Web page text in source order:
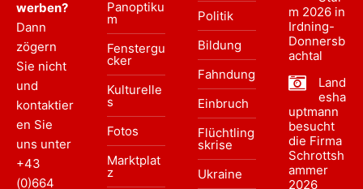
werben?
Dann
zögern
Sie nicht
und
kontaktier
en Sie
uns unter
+43
(0)664
Panoptiku
m
Fenstergu
cker
Kulturelle
s
Fotos
Marktplat
z
Politik
Bildung
Fahndung
Einbruch
Flüchtling
skrise
Ukraine
m 2026 in
Irdning-
Donnersb
achtal
Land
esha
uptmann
besucht
die Firma
Schrottsh
ammer
2026